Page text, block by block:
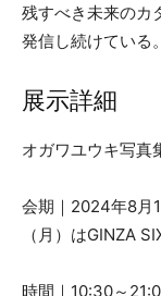
残すべき未来のカ
発信し続けている。
展示詳細
オガワユウキ写真
会期｜2024年8月
（月）はGINZA
時間｜10:30～